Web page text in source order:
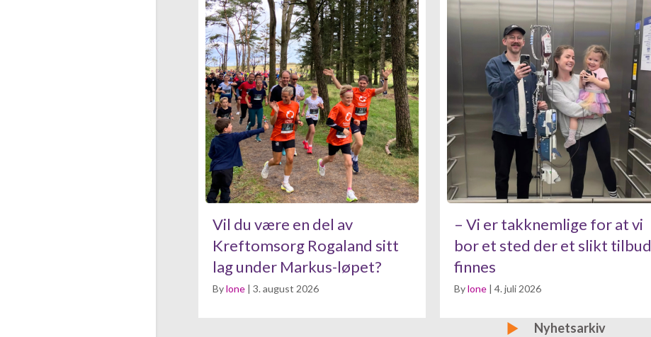
Vil du være en del av
Kreftomsorg Rogaland sitt
lag under Markus-løpet?
Bylone | 3. august 2026
– Vi er takknemlige for at vi
bor et sted der et slikt tilbud
finnes
Bylone |4. juli 2026
Bli medlemNyhetsarkiv